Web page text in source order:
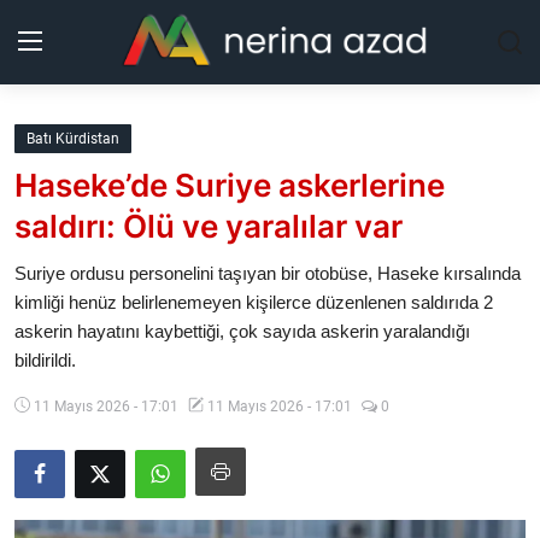
Kurdistan
Bölgeler
Güncel
Analiz
Galeri
Batı Kürdistan
Haseke’de Suriye askerlerine
saldırı: Ölü ve yaralılar var
Suriye ordusu personelini taşıyan bir otobüse, Haseke kırsalında
kimliği henüz belirlenemeyen kişilerce düzenlenen saldırıda 2
askerin hayatını kaybettiği, çok sayıda askerin yaralandığı
bildirildi.
11 Mayıs 2026 - 17:01 11 Mayıs 2026 - 17:01 0